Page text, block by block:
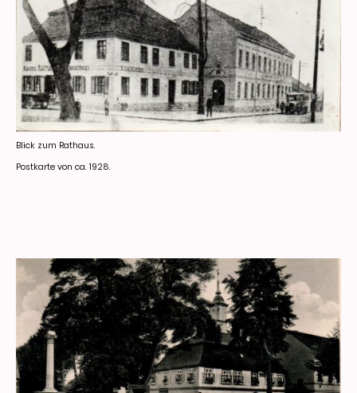
Blick zum Rathaus.
Postkarte von ca. 1928.